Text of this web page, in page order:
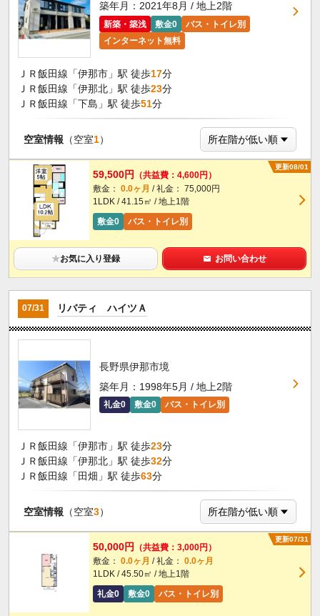
築年月：2021年8月 / 地上2階
新築・築浅 敷金0
バス・トイレ別
インターネット無料
ＪＲ飯田線「伊那市」駅 徒歩17分
ＪＲ飯田線「伊那北」駅 徒歩23分
ＪＲ飯田線「下島」駅 徒歩51分
空室情報 （空室1）
更新08/01
59,500円
（共益費：4,600円）
敷金： 0.0ヶ月 / 礼金： 75,000円
1LDK / 41.15㎡ / 地上1階
敷金0
バス・トイレ別
★お気に入り登録 お問い合わせ
07/31 リバティ ハイツＡ
長野県伊那市境
築年月：1998年5月 / 地上2階
礼金0 敷金0 バス・トイレ別
ＪＲ飯田線「伊那市」駅 徒歩23分
ＪＲ飯田線「伊那北」駅 徒歩32分
ＪＲ飯田線「田畑」駅 徒歩63分
空室情報 （空室3）
更新07/31
50,000円
（共益費：3,000円）
敷金： 0.0ヶ月 / 礼金： 0.0ヶ月
1LDK / 45.50㎡ / 地上1階
礼金0
敷金0 バス・トイレ別